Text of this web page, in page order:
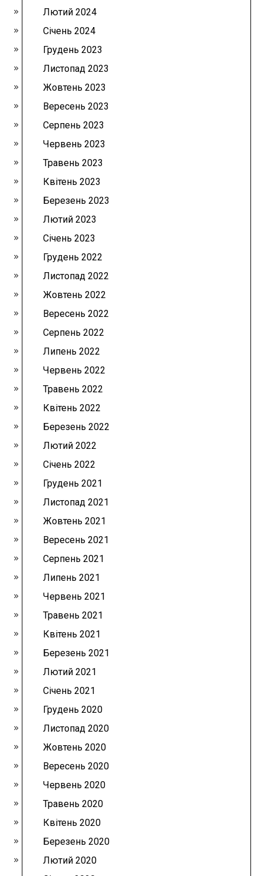
Лютий 2024
Січень 2024
Грудень 2023
Листопад 2023
Жовтень 2023
Вересень 2023
Серпень 2023
Червень 2023
Травень 2023
Квітень 2023
Березень 2023
Лютий 2023
Січень 2023
Грудень 2022
Листопад 2022
Жовтень 2022
Вересень 2022
Серпень 2022
Липень 2022
Червень 2022
Травень 2022
Квітень 2022
Березень 2022
Лютий 2022
Січень 2022
Грудень 2021
Листопад 2021
Жовтень 2021
Вересень 2021
Серпень 2021
Липень 2021
Червень 2021
Травень 2021
Квітень 2021
Березень 2021
Лютий 2021
Січень 2021
Грудень 2020
Листопад 2020
Жовтень 2020
Вересень 2020
Червень 2020
Травень 2020
Квітень 2020
Березень 2020
Лютий 2020